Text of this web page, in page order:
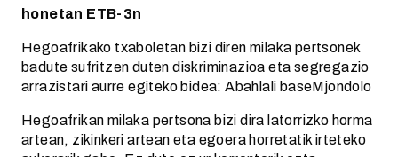
honetan ETB-3n
Hegoafrikako txaboletan bizi diren milaka pertsonek
badute sufritzen duten diskriminazioa eta segregazio
arrazistari aurre egiteko bidea: Abahlali baseMjondolo
Hegoafrikan milaka pertsona bizi dira latorrizko horma
artean, zikinkeri artean eta egoera horretatik irteteko